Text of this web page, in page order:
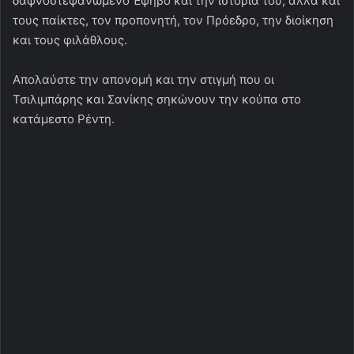
τους παίκτες, τον προπονητή, τον Πρόεδρο, την διοίκηση
και τους φιλάθλους.
Απολαύστε την απονομή και την στιγμή που οι
Τσιλιμπάρης και Σανίκης σηκώνουν την κούπα στο
κατάμεστο Ρέντη.